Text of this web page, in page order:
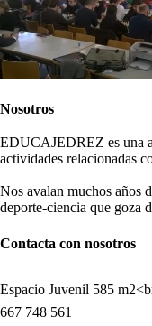
Nosotros
EDUCAJEDREZ es una
actividades relacionadas
Nos avalan muchos años
deporte-ciencia que goza
Contacta con nosotros
Espacio Juvenil 585
667 748 561